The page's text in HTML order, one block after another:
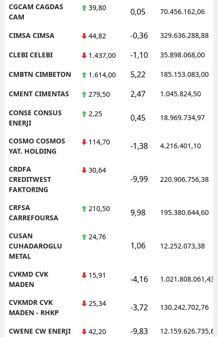
CGCAM CAGDAS
CAM
39,80 0,05 70.456.162,06
CIMSA CIMSA 44,82 -0,36 329.636.288,88
CLEBI CELEBI 1.437,00 -1,10 35.898.068,00
CMBTN CIMBETON 1.614,00 5,22 185.153.083,00
CMENT CIMENTAS 279,50 2,47 1.045.824,50
CONSE CONSUS
ENERJI
2,25 0,45 18.969.734,97
COSMO COSMOS
YAT. HOLDING
114,70 -1,38 4.216.401,10
CRDFA
CREDITWEST
FAKTORING
30,64
-9,99 220.906.756,38
CRFSA
CARREFOURSA
210,50 9,98 195.380.644,60
CUSAN
CUHADAROGLU
METAL
24,76
1,06 12.252.073,38
CVKMD CVK
MADEN
15,91 -4,16 1.021.808.061,43
CVKMDR CVK
MADEN - RHKP
25,34 -3,72 130.242.702,76
CWENE CW ENERJI 42,20 -9,83 12.159.626.735,62